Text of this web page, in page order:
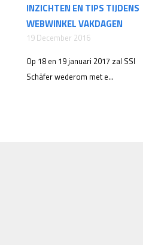
INZICHTEN EN TIPS TIJDENS
WEBWINKEL VAKDAGEN
19 December 2016
Op 18 en 19 januari 2017 zal SSI
Schäfer wederom met e...